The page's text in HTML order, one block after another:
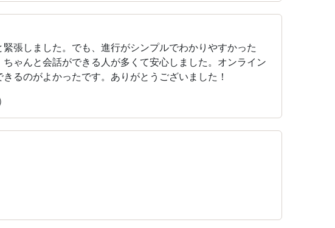
張しました。でも、進行がシンプルでわかりやすかった
ゃんと会話ができる人が多くて安心しました。オンライン
るのがよかったです。ありがとうございました！